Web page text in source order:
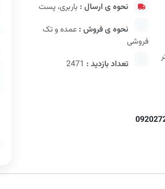
نحوه ی ارسال : باربری، پست
نحوه ی فروش : عمده و تک
فروشی
تعداد بازدید :